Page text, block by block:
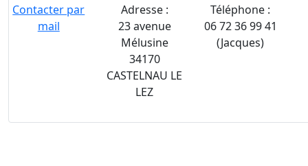
Contacter par
mail
Adresse :
23 avenue
Mélusine
34170
CASTELNAU LE
LEZ
Téléphone :
06 72 36 99 41
(Jacques)